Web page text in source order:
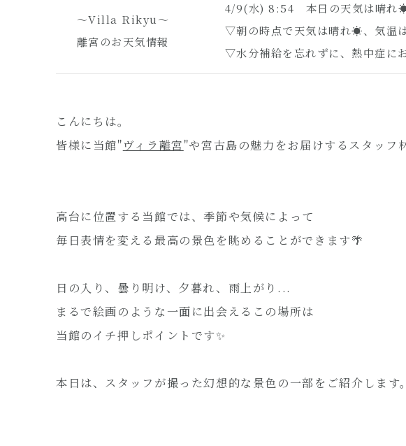
～Villa Rikyu～
離宮のお天気情報
4/9(水) 8:54 本日の天気は晴
▽朝の時点で天気は晴れ☀、気温
▽水分補給を忘れずに、熱中症に
こんにちは。
皆様に当館"ヴィラ離宮"や宮古島の魅力をお届けするスタッフ
高台に位置する当館では、季節や気候によって
毎日表情を変える最高の景色を眺めることができます🌴
日の入り、曇り明け、夕暮れ、雨上がり...
まるで絵画のような一面に出会えるこの場所は
当館のイチ押しポイントです✨
本日は、スタッフが撮った幻想的な景色の一部をご紹介します。